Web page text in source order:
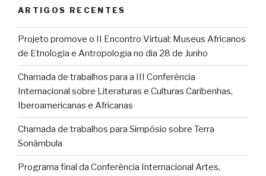
ARTIGOS RECENTES
Projeto promove o II Encontro Virtual: Museus Africanos
de Etnologia e Antropologia no dia 28 de Junho
Chamada de trabalhos para a III Conferência
Internacional sobre Literaturas e Culturas Caribenhas,
Iberoamericanas e Africanas
Chamada de trabalhos para Simpósio sobre Terra
Sonâmbula
Programa final da Conferência Internacional Artes,